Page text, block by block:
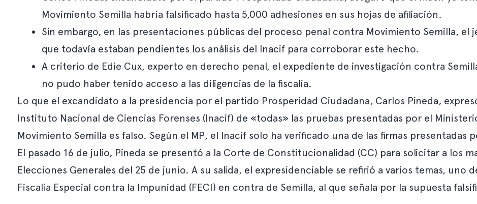
Movimiento Semilla habría falsificado hasta 5,000 adhesiones en sus hojas de afiliación.
Sin embargo, en las presentaciones públicas del proceso penal contra Movimiento Semilla, el
que todavía estaban pendientes los análisis del Inacif para corroborar este hecho.
A criterio de Edie Cux, experto en derecho penal, el expediente de investigación contra
no pudo haber tenido acceso a las diligencias de la fiscalía.
Lo que el excandidato a la presidencia por el partido Prosperidad Ciudadana, Carlos Pineda,
Instituto Nacional de Ciencias Forenses (Inacif) de «todas» las pruebas presentadas por el
Movimiento Semilla es falso. Según el MP, el Inacif solo ha verificado una de las firmas presentadas
El pasado 16 de julio, Pineda se presentó a la Corte de Constitucionalidad (CC) para solicitar a los
Elecciones Generales del 25 de junio. A su salida, el expresidenciable se refirió a varios temas, uno
Fiscalía Especial contra la Impunidad (FECI) en contra de Semilla, al que señala por la supuesta